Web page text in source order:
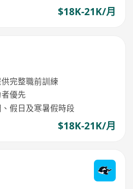
$18K-21K/月
完整職前訓練
優先
假日及寒暑假時段
$18K-21K/月